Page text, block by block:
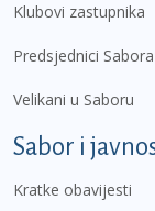
Klubovi zastupnika
Predsjednici Sabora
Velikani u Saboru
Sabor i
Kratke obavijesti